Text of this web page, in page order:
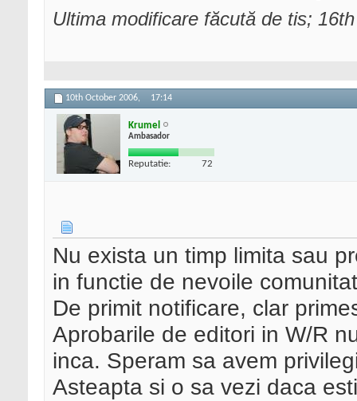
Ultima modificare făcută de tis;
10th October 2006, 17:14
Krumel
Ambasador
Reputatie: 72
Nu exista un timp limita sau
in functie de nevoile
De primit notificare, clar
Aprobarile de editori in W/R
inca. Speram sa avem
Asteapta si o sa vezi daca